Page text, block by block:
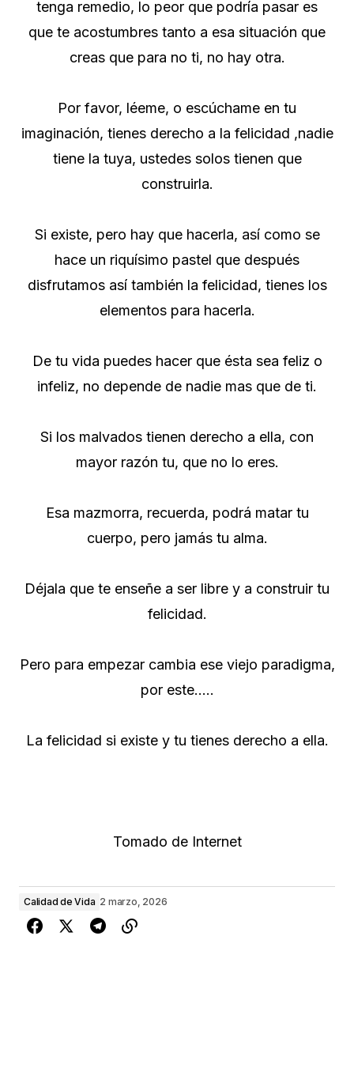
tenga remedio, lo peor que podría pasar es
que te acostumbres tanto a esa situación que
creas que para no ti, no hay otra.
Por favor, léeme, o escúchame en tu
imaginación, tienes derecho a la felicidad ,nadie
tiene la tuya, ustedes solos tienen que
construirla.
Si existe, pero hay que hacerla, así como se
hace un riquísimo pastel que después
disfrutamos así también la felicidad, tienes los
elementos para hacerla.
De tu vida puedes hacer que ésta sea feliz o
infeliz, no depende de nadie mas que de ti.
Si los malvados tienen derecho a ella, con
mayor razón tu, que no lo eres.
Esa mazmorra, recuerda, podrá matar tu
cuerpo, pero jamás tu alma.
Déjala que te enseñe a ser libre y a construir tu
felicidad.
Pero para empezar cambia ese viejo paradigma,
por este…..
La felicidad si existe y tu tienes derecho a ella.
Tomado de Internet
Calidad de Vida 2 marzo, 2026